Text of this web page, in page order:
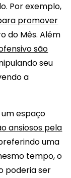
Por exemplo,
promover
do Mês. Além
são
seu
a
um espaço
ansiosos pela
uma
tempo, o
poderia ser